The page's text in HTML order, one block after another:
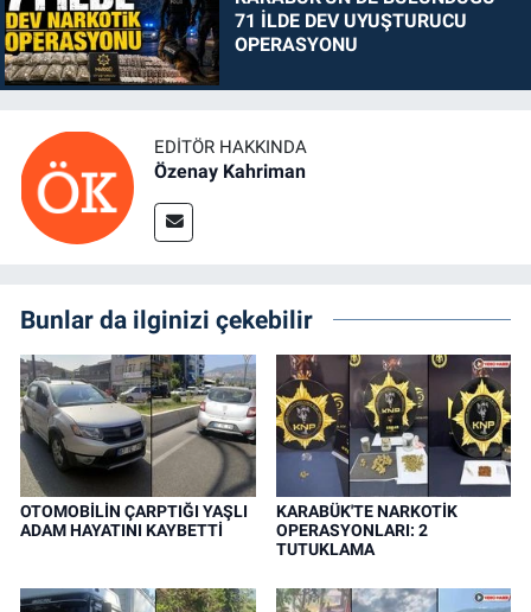
71 İLDE DEV UYUŞTURUCU
OPERASYONU
EDITÖR HAKKINDA
Özenay Kahriman
Bunlar da ilginizi çekebilir
OTOMOBİLİN ÇARPTIĞI YAŞLI
ADAM HAYATINI KAYBETTİ
KARABÜK'TE NARKOTİK
OPERASYONLARI: 2
TUTUKLAMA